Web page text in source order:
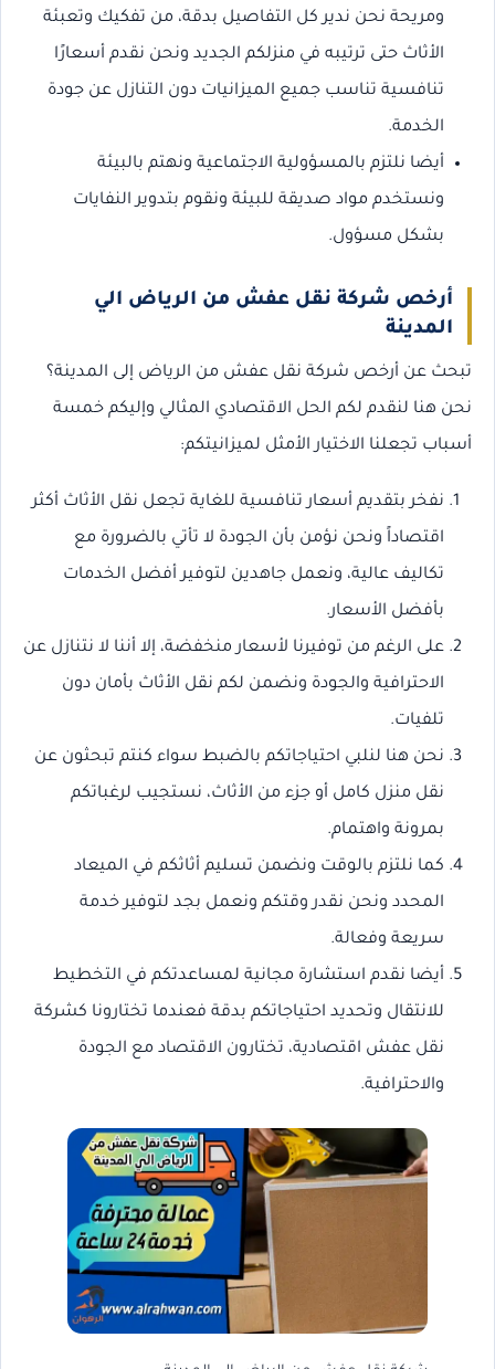
ومريحة نحن ندير كل التفاصيل بدقة، من تفكيك وتعبئة
الأثاث حتى ترتيبه في منزلكم الجديد ونحن نقدم أسعارًا
تنافسية تناسب جميع الميزانيات دون التنازل عن جودة
الخدمة.
أيضا نلتزم بالمسؤولية الاجتماعية ونهتم بالبيئة
ونستخدم مواد صديقة للبيئة ونقوم بتدوير النفايات
بشكل مسؤول.
أرخص شركة نقل عفش من الرياض الي
المدينة
تبحث عن أرخص شركة نقل عفش من الرياض إلى المدينة؟
نحن هنا لنقدم لكم الحل الاقتصادي المثالي وإليكم خمسة
أسباب تجعلنا الاختيار الأمثل لميزانيتكم:
نفخر بتقديم أسعار تنافسية للغاية تجعل نقل الأثاث أكثر
اقتصاداً ونحن نؤمن بأن الجودة لا تأتي بالضرورة مع
تكاليف عالية، ونعمل جاهدين لتوفير أفضل الخدمات
بأفضل الأسعار.
على الرغم من توفيرنا لأسعار منخفضة، إلا أننا لا نتنازل عن
الاحترافية والجودة ونضمن لكم نقل الأثاث بأمان دون
تلفيات.
نحن هنا لنلبي احتياجاتكم بالضبط سواء كنتم تبحثون عن
نقل منزل كامل أو جزء من الأثاث، نستجيب لرغباتكم
بمرونة واهتمام.
كما نلتزم بالوقت ونضمن تسليم أثاثكم في الميعاد
المحدد ونحن نقدر وقتكم ونعمل بجد لتوفير خدمة
سريعة وفعالة.
أيضا نقدم استشارة مجانية لمساعدتكم في التخطيط
للانتقال وتحديد احتياجاتكم بدقة فعندما تختارونا كشركة
نقل عفش اقتصادية، تختارون الاقتصاد مع الجودة
والاحترافية.